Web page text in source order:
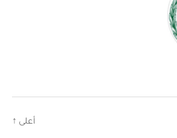
أعلى ↑